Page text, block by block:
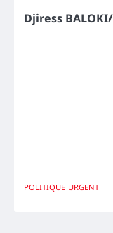
Djiress
POLITIQUE URGENT